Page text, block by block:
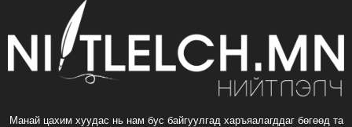
Манай цахим хуудас нь нам бус байгуулгад харъяалагддаг бөгөөд та